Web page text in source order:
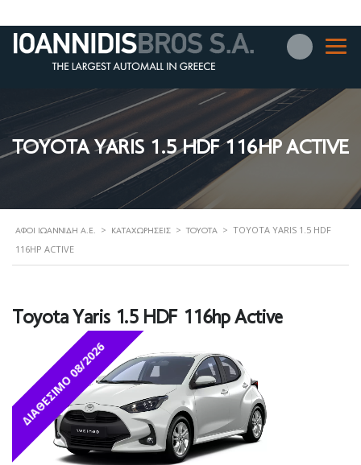
TOYOTA YARIS 1.5 HDF 116HP ACTIVE
ΑΦΟΊ ΙΩΑΝΝΊΔΗ Α.Ε. > ΚΑΤΑΧΩΡΉΣΕΙΣ > TOYOTA > TOYOTA YARIS 1.5 HDF
116HP ACTIVE
Toyota Yaris 1.5 HDF 116hp Active
ΔΙΑΘΕΣΙΜΟ 08/2026